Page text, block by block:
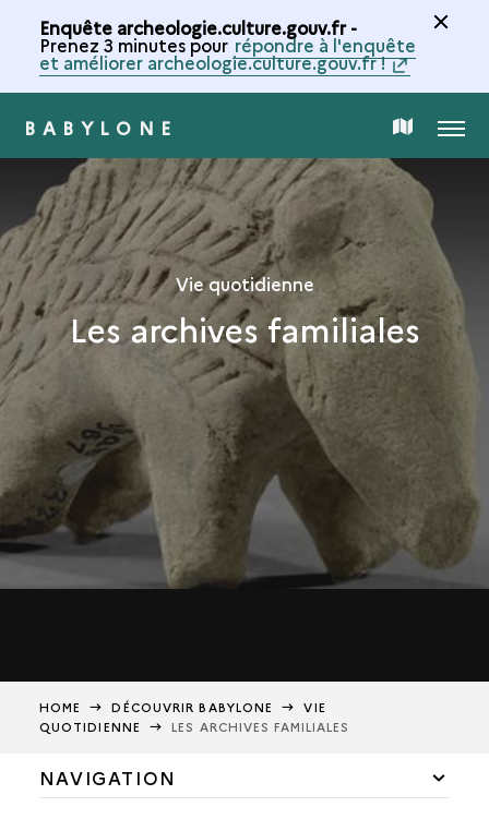
Enquête archeologie.culture.gouv.fr -
Prenez 3 minutes pour répondre à l'enquête
et améliorer archeologie.culture.gouv.fr !
BABYLONE CARTE
DE
COLLECTION
MENU
Vie quotidienne
Les archives familiales
HOME DÉCOUVRIR BABYLONE
VIE
QUOTIDIENNE
LES ARCHIVES FAMILIALES
NAVIGATION